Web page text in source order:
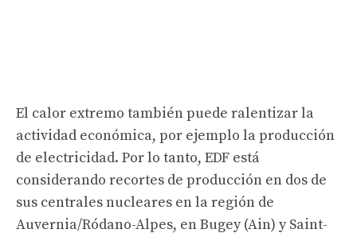
El calor extremo también puede ralentizar la
actividad económica, por ejemplo la producción
de electricidad. Por lo tanto, EDF está
considerando recortes de producción en dos de
sus centrales nucleares en la región de
Auvernia/Ródano-Alpes, en Bugey (Ain) y Saint-